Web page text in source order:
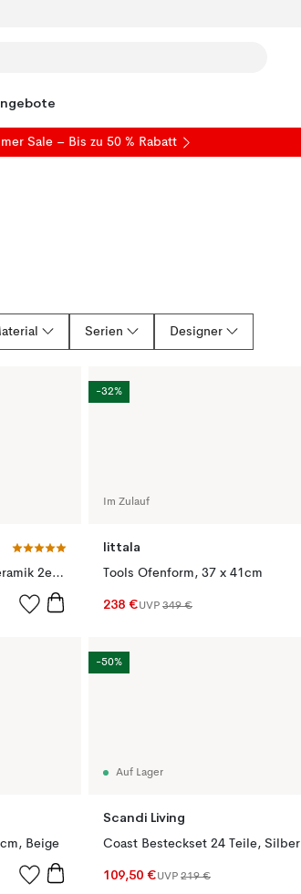
Sale – Bis zu 50 % Rabatt
Serien Designer
Bottle Grinder Gewürzmühle Keramik 2er Pack, Sand ( Walnussholzdeckel)
Im Zulauf
Iittala
Tools Ofenform, 37 x 41cm
238 €UVP 349 €
-32%
Beige
Auf Lager
Scandi Living
Coast Besteckset 24 Teile, Silber
109,50 €UVP 219 €
-50%